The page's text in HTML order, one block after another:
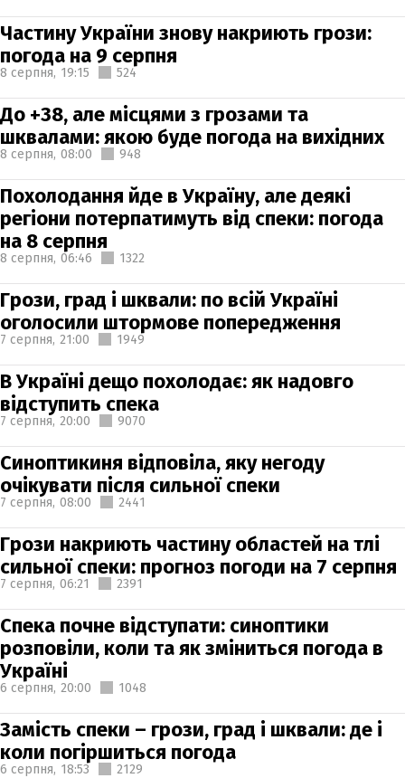
Частину України знову накриють грози:
погода на 9 серпня
8 серпня, 19:15 524
До +38, але місцями з грозами та
шквалами: якою буде погода на вихідних
8 серпня, 08:00 948
Похолодання йде в Україну, але деякі
регіони потерпатимуть від спеки: погода
на 8 серпня
8 серпня, 06:46 1322
Грози, град і шквали: по всій Україні
оголосили штормове попередження
7 серпня, 21:00 1949
В Україні дещо похолодає: як надовго
відступить спека
7 серпня, 20:00 9070
Синоптикиня відповіла, яку негоду
очікувати після сильної спеки
7 серпня, 08:00 2441
Грози накриють частину областей на тлі
сильної спеки: прогноз погоди на 7 серпня
7 серпня, 06:21 2391
Спека почне відступати: синоптики
розповіли, коли та як зміниться погода в
Україні
6 серпня, 20:00 1048
Замість спеки – грози, град і шквали: де і
коли погіршиться погода
6 серпня, 18:53 2129